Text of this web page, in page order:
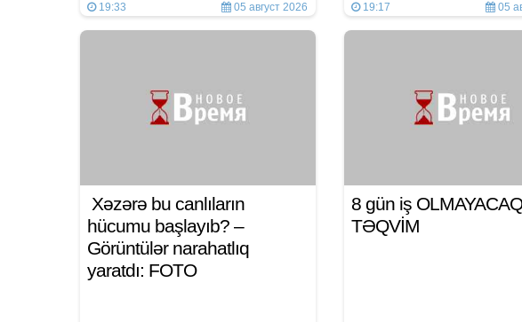
19:33 05 август 2026 19:17 05
Xəzərə bu canlıların
hücumu başlayıb? –
Görüntülər narahatlıq
yaratdı: FOTO
8 gün iş
TƏQVİM